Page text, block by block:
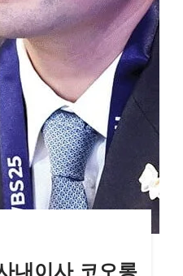
내이사 코오롱